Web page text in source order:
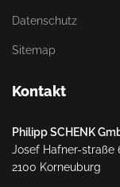
Datenschutz
Sitemap
Kontakt
Philipp SCHENK
Josef Hafner-straße
2100 Korneuburg